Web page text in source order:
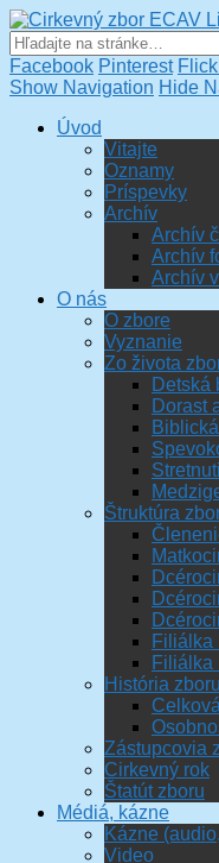
Facebook Pinterest
Show Navigation Hide
Úvod
Vitajte
Oznamy
Príspevky
Archív
Archív
Archív
Archív
O nás
O zbore
Vyznanie
Zo života
Detská
Dorast
Štruktúra
Filiálka
Filiálka
História zboru
Zástupcovia
Cirkevný rok
Štatút zboru
Médiá, kázne
Kázne
Video